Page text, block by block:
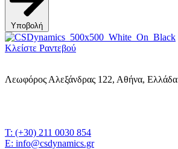
Υποβολή
Κλείστε Ραντεβού
Λεωφόρος Αλεξάνδρας 122, Αθήνα, Ελλάδα
T: (+30) 211 0030 854
E: info@csdynamics.gr